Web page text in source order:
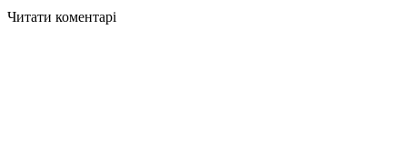
Читати коментарі